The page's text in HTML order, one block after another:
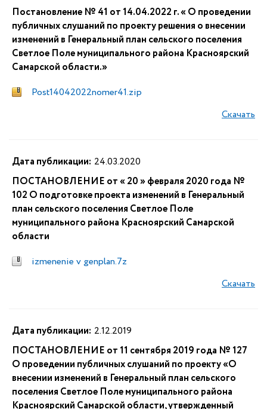
Постановление № 41 от 14.04.2022 г. « О проведении
публичных слушаний по проекту решения о внесении
изменений в Генеральный план сельского поселения
Светлое Поле муниципального района Красноярский
Самарской области.»
Post14042022nomer41.zip
Скачать
Дата публикации: 24.03.2020
ПОСТАНОВЛЕНИЕ от « 20 » февраля 2020 года №
102 О подготовке проекта изменений в Генеральный
план сельского поселения Светлое Поле
муниципального района Красноярский Самарской
области
izmenenie v genplan.7z
Скачать
Дата публикации: 2.12.2019
ПОСТАНОВЛЕНИЕ от 11 сентября 2019 года № 127
О проведении публичных слушаний по проекту «О
внесении изменений в Генеральный план сельского
поселения Светлое Поле муниципального района
Красноярский Самарской области, утвержденный